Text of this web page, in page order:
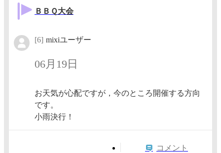
ＢＢＱ大会
[6] mixiユーザー
06月19日
お天気が心配ですが，今のところ開催する方向
です。
小雨決行！
コメント